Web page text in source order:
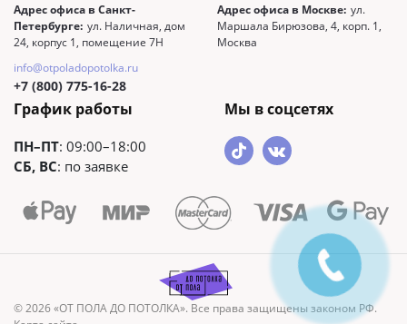
Адрес офиса в Санкт-
Петербурге: ул. Наличная, дом
24, корпус 1, помещение 7Н
Адрес офиса в Москве: ул.
Маршала Бирюзова, 4, корп. 1,
Москва
info@otpoladopotolka.ru
+7 (800) 775-16-28
График работы
ПН–ПТ: 09:00–18:00
СБ, ВС: по заявке
Мы в соцсетях
© 2026 «ОТ ПОЛА ДО ПОТОЛКА». Все права защищены законом РФ.